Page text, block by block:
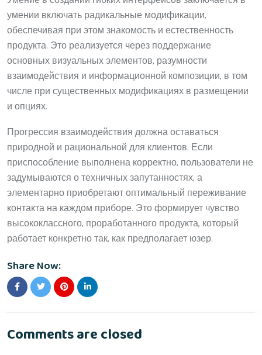
умении включать радикальные модификации,
обеспечивая при этом знакомость и естественность
продукта. Это реализуется через поддержание
основных визуальных элементов, разумности
взаимодействия и информационной композиции, в том
числе при существенных модификациях в размещении
и опциях.
Прогрессия взаимодействия должна оставаться
природной и рациональной для клиентов. Если
приспособление выполнена корректно, пользователи не
задумываются о техничных запутанностях, а
элементарно приобретают оптимальный переживание
контакта на каждом приборе. Это формирует чувство
высококлассного, проработанного продукта, который
работает конкретно так, как предполагает юзер.
Share Now:
Comments are closed